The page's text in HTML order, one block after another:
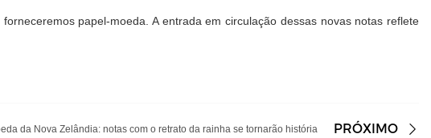
papel-moeda. A entrada em circulação dessas novas notas reflete
da Nova Zelândia: notas com o retrato da rainha se tornarão história PRÓXIMO